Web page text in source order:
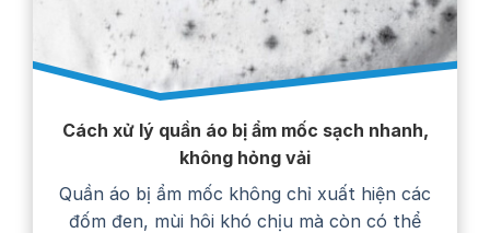
Cách xử lý quần áo bị ẩm mốc sạch nhanh,
không hỏng vải
Quần áo bị ẩm mốc không chỉ xuất hiện các
đốm đen, mùi hôi khó chịu mà còn có thể